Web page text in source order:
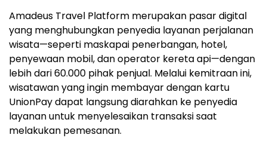
Amadeus Travel Platform merupakan pasar digital
yang menghubungkan penyedia layanan perjalanan
wisata—seperti maskapai penerbangan, hotel,
penyewaan mobil, dan operator kereta api—dengan
lebih dari 60.000 pihak penjual. Melalui kemitraan ini,
wisatawan yang ingin membayar dengan kartu
UnionPay dapat langsung diarahkan ke penyedia
layanan untuk menyelesaikan transaksi saat
melakukan pemesanan.